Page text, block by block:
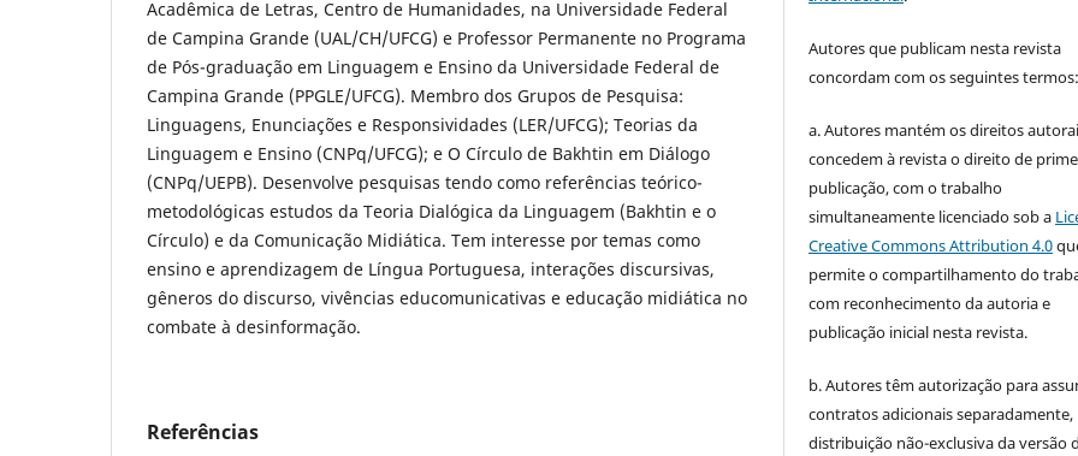
Acadêmica de Letras, Centro de Humanidades, na Universidade Federal
de Campina Grande (UAL/CH/UFCG) e Professor Permanente no Programa
de Pós-graduação em Linguagem e Ensino da Universidade Federal de
Campina Grande (PPGLE/UFCG). Membro dos Grupos de Pesquisa:
Linguagens, Enunciações e Responsividades (LER/UFCG); Teorias da
Linguagem e Ensino (CNPq/UFCG); e O Círculo de Bakhtin em Diálogo
(CNPq/UEPB). Desenvolve pesquisas tendo como referências teórico-
metodológicas estudos da Teoria Dialógica da Linguagem (Bakhtin e o
Círculo) e da Comunicação Midiática. Tem interesse por temas como
ensino e aprendizagem de Língua Portuguesa, interações discursivas,
gêneros do discurso, vivências educomunicativas e educação midiática no
combate à desinformação.
Referências
Autores que publicam nesta revista
concordam com os seguintes termos:
a. Autores mantém os direitos
concedem à revista o direito de
publicação, com o trabalho
simultaneamente licenciado sob a
Creative Commons Attribution 4.0
permite o compartilhamento do
com reconhecimento da autoria e
publicação inicial nesta revista.
b. Autores têm autorização para
contratos adicionais separadamente,
distribuição não-exclusiva da versão